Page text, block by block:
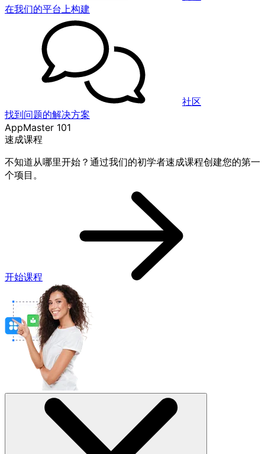
在我们的平台上构建
社区
找到问题的解决方案
AppMaster 101
速成课程
不知道从哪里开始？通过我们的初学者速成课程创建您的第一
个项目。
开始课程